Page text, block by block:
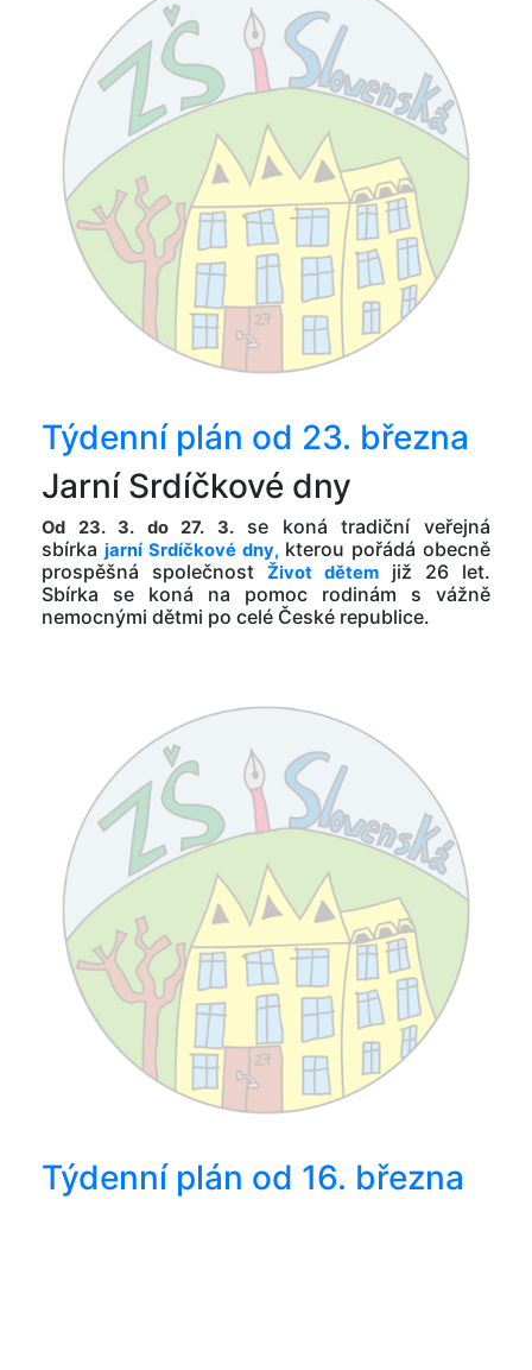
Týdenní plán od 23. března
Jarní Srdíčkové dny
Od 23. 3. do 27. 3.se koná tradiční veřejná
sbírka jarní Srdíčkové dny,kterou pořádá obecně
prospěšná společnost Život dětem již 26 let.
Sbírka se koná na pomoc rodinám s vážně
nemocnými dětmi po celé České republice.
Týdenní plán od 16. března